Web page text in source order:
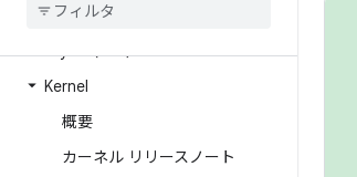
Layer（HAL）
Kernel
概要
カーネル リリースノート